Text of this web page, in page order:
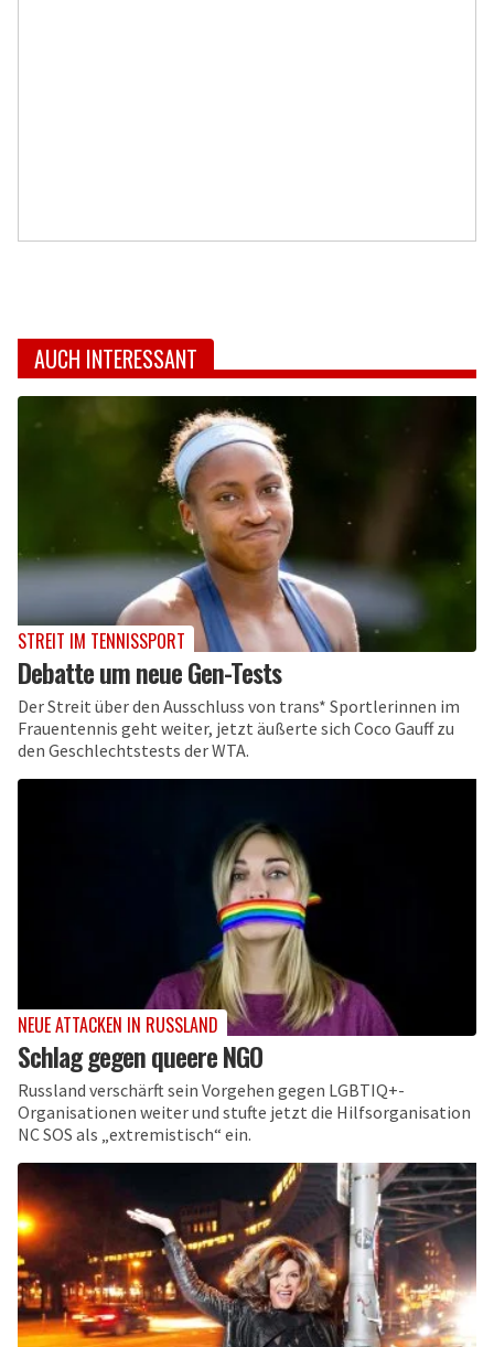
AUCH INTERESSANT
STREIT IM TENNISSPORT
Debatte um neue Gen-Tests
Der Streit über den Ausschluss von trans* Sportlerinnen im
Frauentennis geht weiter, jetzt äußerte sich Coco Gauff zu
den Geschlechtstests der WTA.
NEUE ATTACKEN IN RUSSLAND
Schlag gegen queere NGO
Russland verschärft sein Vorgehen gegen LGBTIQ+-
Organisationen weiter und stufte jetzt die Hilfsorganisation
NC SOS als „extremistisch“ ein.